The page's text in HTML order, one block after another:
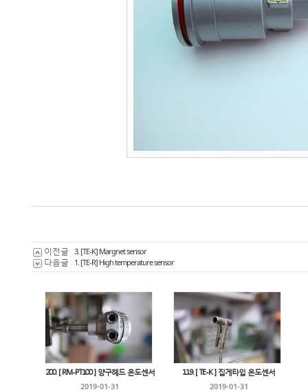
이전글 3. [TE-K] Margnet sensor
다음글 1. [TE-R] High temperature sensor
200. [ RM-PT100 ] 양구헤드 온도센서
2019-01-31
119. [ TE-K ] 집게타입 온도센서
2019-01-31